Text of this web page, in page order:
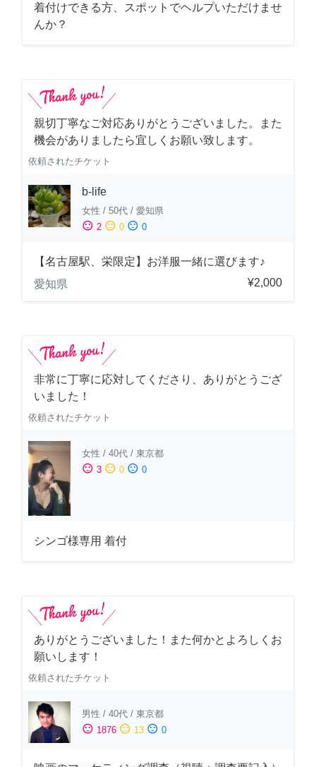
着付けできる方、スポットでヘルプいただけませ
んか？
親切丁寧なご対応ありがとうございました。また
機会がありましたら宜しくお願い致します。
依頼されたチケット
b-life
女性 / 50代 / 愛知県
sentiment_satisfied 2 sentiment_neutral 0 sentiment_dissatisfied 0
【名古屋駅、栄限定】お洋服一緒に選びます♪
愛知県
¥2,000
非常に丁寧に応対してくださり、ありがとうござ
いました！
依頼されたチケット
女性 / 40代 / 東京都
sentiment_satisfied 3 sentiment_neutral 0 sentiment_dissatisfied 0
シンゴ様専用 着付
ありがとうございました！また何かとよろしくお
願いします！
依頼されたチケット
男性 / 40代 / 東京都
sentiment_satisfied 1876 sentiment_neutral 13 sentiment_dissatisfied 0